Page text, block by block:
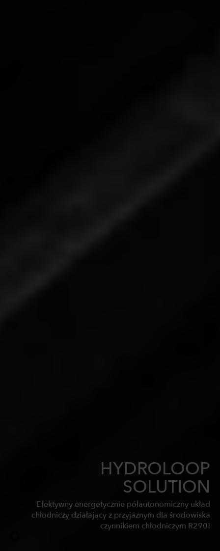
HYDROLOOP
SOLUTION
Efektywny energetycznie półautonomiczny układ
chłodniczy działający z przyjaznym dla środowiska
czynnikiem chłodniczym R290!